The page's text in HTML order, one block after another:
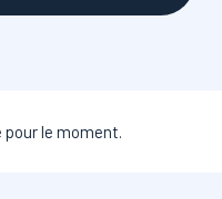
pour le moment.